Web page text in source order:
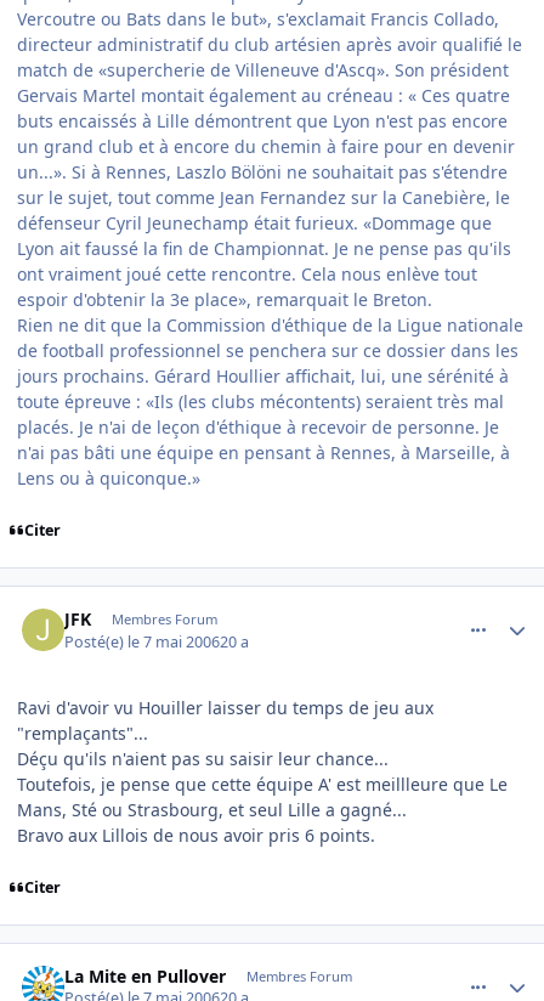
Vercoutre ou Bats dans le but», s'exclamait Francis Collado,
directeur administratif du club artésien après avoir qualifié le
match de «supercherie de Villeneuve d'Ascq». Son président
Gervais Martel montait également au créneau : « Ces quatre
buts encaissés à Lille démontrent que Lyon n'est pas encore
un grand club et à encore du chemin à faire pour en devenir
un...». Si à Rennes, Laszlo Bölöni ne souhaitait pas s'étendre
sur le sujet, tout comme Jean Fernandez sur la Canebière, le
défenseur Cyril Jeunechamp était furieux. «Dommage que
Lyon ait faussé la fin de Championnat. Je ne pense pas qu'ils
ont vraiment joué cette rencontre. Cela nous enlève tout
espoir d'obtenir la 3e place», remarquait le Breton.
Rien ne dit que la Commission d'éthique de la Ligue nationale
de football professionnel se penchera sur ce dossier dans les
jours prochains. Gérard Houllier affichait, lui, une sérénité à
toute épreuve : «Ils (les clubs mécontents) seraient très mal
placés. Je n'ai de leçon d'éthique à recevoir de personne. Je
n'ai pas bâti une équipe en pensant à Rennes, à Marseille, à
Lens ou à quiconque.»
Citer
JFK Membres Forum
Posté(e) le 7 mai 200620 a
Ravi d'avoir vu Houiller laisser du temps de jeu aux
"remplaçants"...
Déçu qu'ils n'aient pas su saisir leur chance...
Toutefois, je pense que cette équipe A' est meillleure que Le
Mans, Sté ou Strasbourg, et seul Lille a gagné...
Bravo aux Lillois de nous avoir pris 6 points.
Citer
La Mite en Pullover Membres Forum